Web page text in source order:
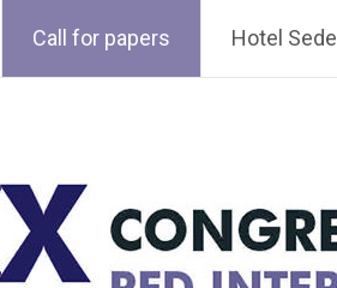
Call for papers Hotel Sede